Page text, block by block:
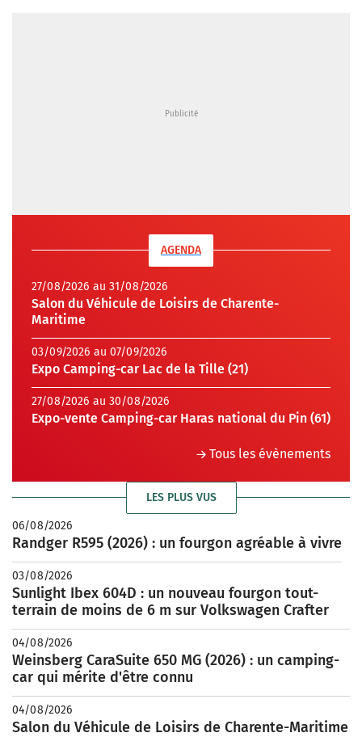
AGENDA
27/08/2026 au 31/08/2026
Salon du Véhicule de Loisirs de Charente-
Maritime
03/09/2026 au 07/09/2026
Expo Camping-car Lac de la Tille (21)
27/08/2026 au 30/08/2026
Expo-vente Camping-car Haras national du Pin (61)
Tous les évènements
LES PLUS VUS
06/08/2026
Randger R595 (2026) : un fourgon agréable à vivre
03/08/2026
Sunlight Ibex 604D : un nouveau fourgon tout-
terrain de moins de 6 m sur Volkswagen Crafter
04/08/2026
Weinsberg CaraSuite 650 MG (2026) : un camping-
car qui mérite d'être connu
04/08/2026
Salon du Véhicule de Loisirs de Charente-Maritime